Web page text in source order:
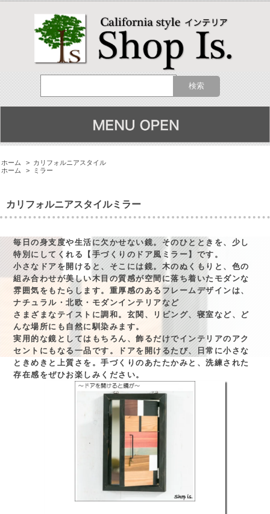
ホーム > カリフォルニアスタイル
ホーム
> ミラー
カリフォルニアスタイルミラー
毎日の身支度や生活に欠かせない鏡。そのひとときを、少し
特別にしてくれる【手づくりのドア風ミラー】です。
小さなドアを開けると、そこには鏡。木のぬくもりと、色の
組み合わせが美しい木目の質感が空間に落ち着いたモダンな
雰囲気をもたらします。重厚感のあるフレームデザインは、
ナチュラル・北欧・モダンインテリアなど
さまざまなテイストに調和。玄関、リビング、寝室など、ど
んな場所にも自然に馴染みます。
実用的な鏡としてはもちろん、飾るだけでインテリアのアク
セントにもなる一品です。ドアを開けるたび、日常に小さな
ときめきと上質さを。手づくりのあたたかみと、洗練された
存在感をぜひお楽しみください。